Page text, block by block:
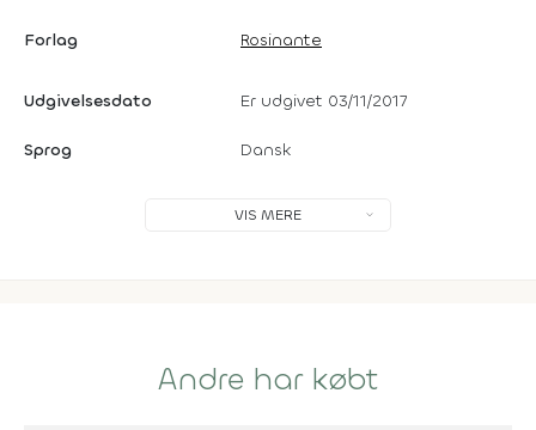
Forlag Rosinante
Udgivelsesdato Er udgivet 03/11/2017
Sprog Dansk
VIS MERE
Andre har købt